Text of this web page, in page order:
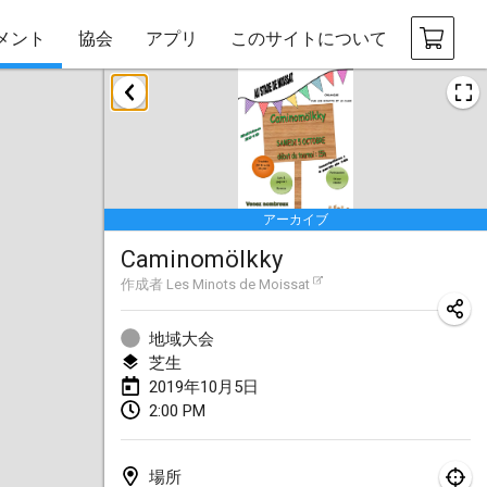
ント 協会 アプリ このサイトについて
アーカイブ
Caminomölkky
作成者 Les Minots de Moissat
地域大会
芝生
2019年10月5日
2:00 PM
場所
2019年1月
New Year's Throw Mölkky
2019年1月1日|チェコ
Tournoi Mixte ASPTTOM
2019年1月20日|
Tournoi d'Hiver
2019年1月26日
Liekki Cup
2019年1月26日